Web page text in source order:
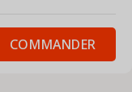
COMMANDER